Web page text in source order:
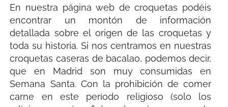
En nuestra página web de croquetas podéis
encontrar un montón de información
detallada sobre el origen de las croquetas y
toda su historia. Si nos centramos en nuestras
croquetas caseras de bacalao, podemos decir,
que en Madrid son muy consumidas en
Semana Santa. Con la prohibición de comer
carne en este período religioso (solo los